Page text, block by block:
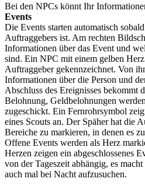
Bei den NPCs könnt Ihr
Events
Die Events starten automatisch
Auftraggebers ist. Am rechten
Informationen über das Event und
sind. Ein NPC mit einem gelben
Auftraggeber gekennzeichnet. Von
Informationen über die Person und
Abschluss des Ereignisses bekommt
Belohnung, Geldbelohnungen
zugeschickt. Ein Fernrohrsymbol
eines Scouts an. Der Späher hat die
Bereiche zu markieren, in denen es
Offene Events werden als Herz
Herzen zeigen ein abgeschlossenes
von der Tageszeit abhängig, es
auch mal bei Nacht aufzusuchen.